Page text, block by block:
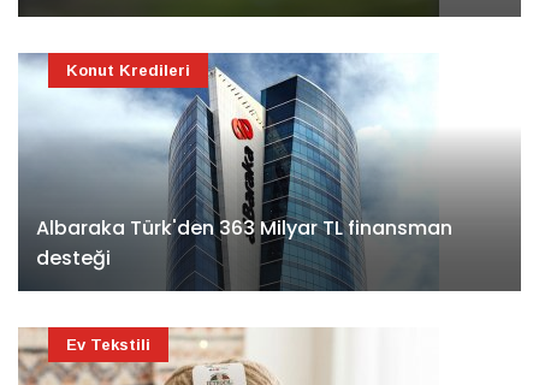
Albaraka Türk'den 363 Milyar TL finansman
desteği
Konut Kredileri
Ev Tekstili